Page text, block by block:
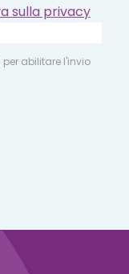
sulla privacy
per abilitare l'invio